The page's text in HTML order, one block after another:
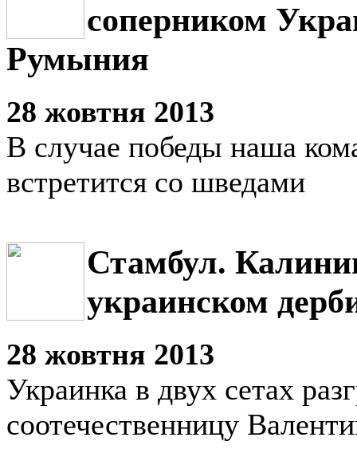
соперником
Румыния
28 жовтня 2013
В случае победы наша
встретится со шведами
Стамбул.
украинском
28 жовтня 2013
Украинка в двух сетах
соотечественницу